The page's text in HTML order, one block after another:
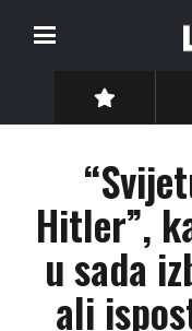
Hitler”,
u sada
ali